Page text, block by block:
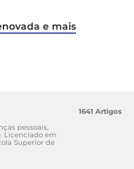
e mais
pessoais,
Licenciado em
Superior de
1641 Artigos